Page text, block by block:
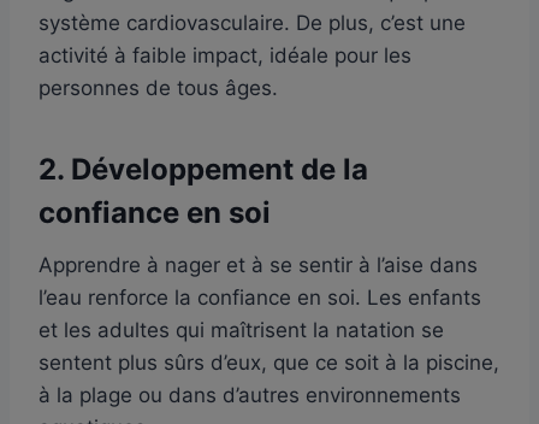
système cardiovasculaire. De plus, c’est une
activité à faible impact, idéale pour les
personnes de tous âges.
2. Développement de la
confiance en soi
Apprendre à nager et à se sentir à l’aise dans
l’eau renforce la confiance en soi. Les enfants
et les adultes qui maîtrisent la natation se
sentent plus sûrs d’eux, que ce soit à la piscine,
à la plage ou dans d’autres environnements